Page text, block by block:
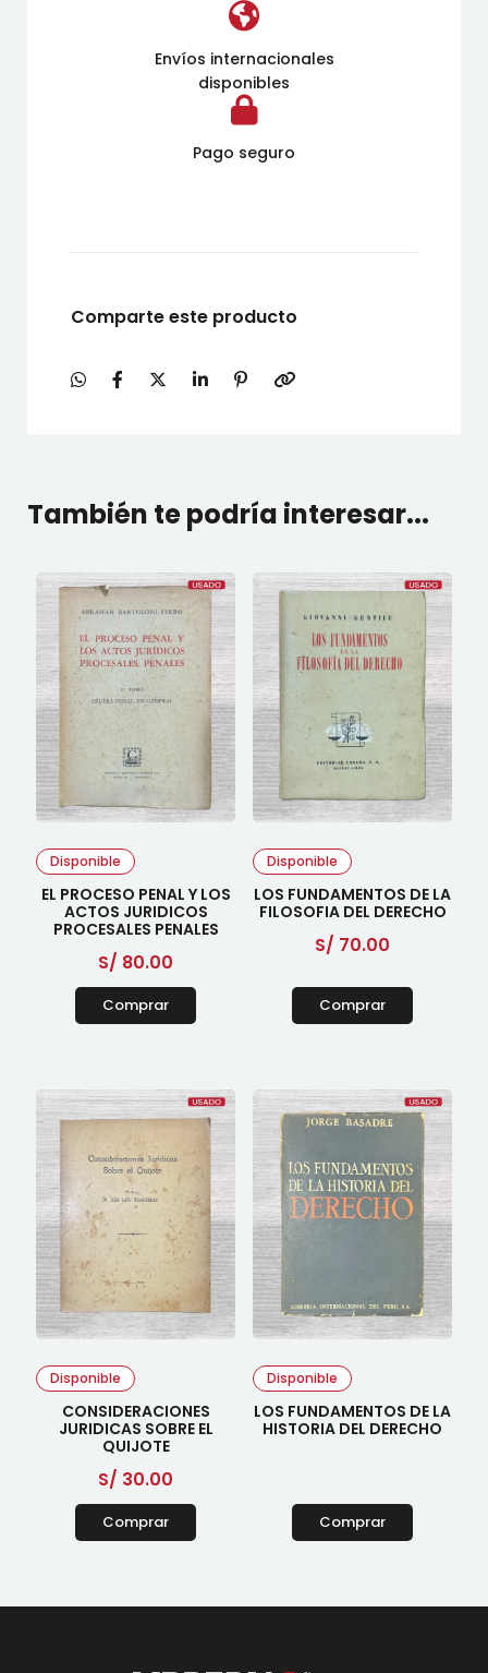
Envíos internacionales
disponibles
Pago seguro
Comparte este producto
También te podría interesar...
Disponible
EL PROCESO PENAL Y LOS
ACTOS JURIDICOS
PROCESALES PENALES
S/ 80.00
Comprar
Disponible
LOS FUNDAMENTOS DE LA
FILOSOFIA DEL DERECHO
S/ 70.00
Comprar
Disponible
CONSIDERACIONES
JURIDICAS SOBRE EL
QUIJOTE
S/ 30.00
Comprar
Disponible
LOS FUNDAMENTOS DE LA
HISTORIA DEL DERECHO
Comprar